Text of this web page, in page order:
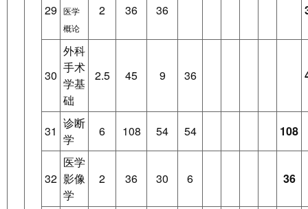
29
医学
概论
2 36 36
30
外科
手术
学基
础
2.5 45 9 36
31
诊断
学
6 108 54 54 108
32
医学
影像
学
2 36 30 6 36